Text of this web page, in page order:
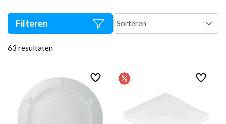
63 resultaten
Filteren